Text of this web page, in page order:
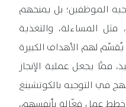
الموظفين؛ بل يمنحهم
مثل المساءلة، والتغذية
يُقسِّم لهم الأهداف الكبيرة
ممَّا يجعل عملية الإنجاز
في التوجيه بالكوتشينغ